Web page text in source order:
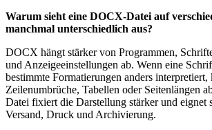
Warum sieht eine DOCX-Datei auf
manchmal unterschiedlich aus?
DOCX hängt stärker von Programmen,
und Anzeigeeinstellungen ab. Wenn eine
bestimmte Formatierungen anders interpretiert,
Zeilenumbrüche, Tabellen oder Seitenlängen
Datei fixiert die Darstellung stärker und eignet
Versand, Druck und Archivierung.